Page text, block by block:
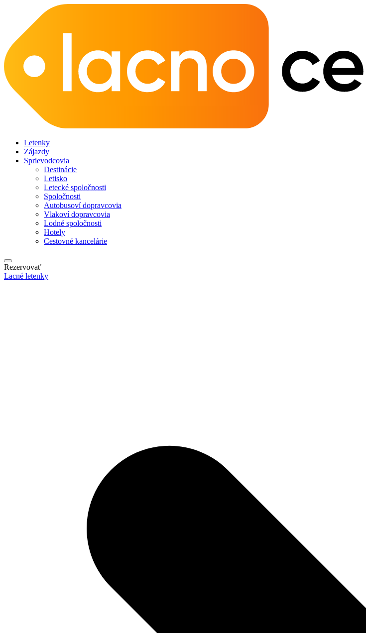
Letenky
Zájazdy
Sprievodcovia
Destinácie
Letisko
Letecké spoločnosti
Spoločnosti
Autobusoví dopravcovia
Vlakoví dopravcovia
Lodné spoločnosti
Hotely
Cestovné kancelárie
Rezervovať
Lacné letenky